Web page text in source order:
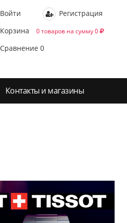
Войти
Регистрация
Корзина
0 товаров на сумму 0
Сравнение 0
Контакты и магазины